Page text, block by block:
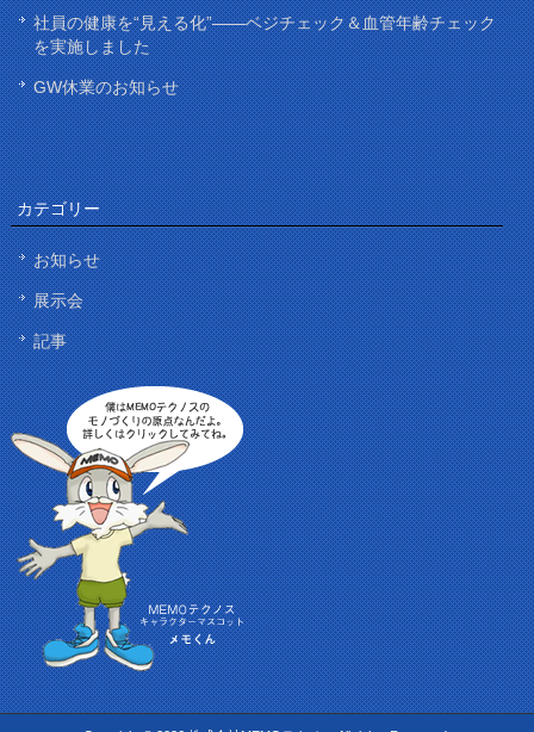
社員の健康を“見える化”——ベジチェック＆血管年齢チェック
を実施しました
GW休業のお知らせ
カテゴリー
お知らせ
展示会
記事